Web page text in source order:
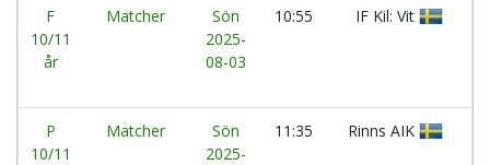
F
10/11
år
Matcher
Sön
2025-
08-03
10:55 IF Kil: Vit
P
10/11
Matcher
Sön
2025-
11:35 Rinns AIK